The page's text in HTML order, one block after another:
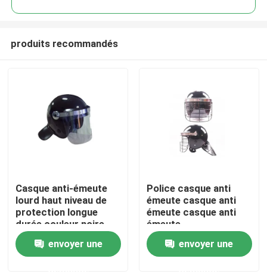
À la maison
Produits
Vidéos
produits recommandés
Casque anti-émeute
lourd haut niveau de
protection longue
durée couleur noire
envoyer une
Police casque anti
émeute casque anti
émeute casque anti
émeute
envoyer une